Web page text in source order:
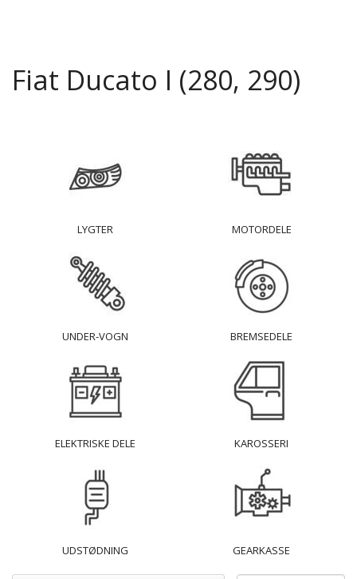
Fiat Ducato I (280, 290)
LYGTER MOTORDELE
UNDER-VOGN BREMSEDELE
ELEKTRISKE DELE KAROSSERI
UDSTØDNING GEARKASSE